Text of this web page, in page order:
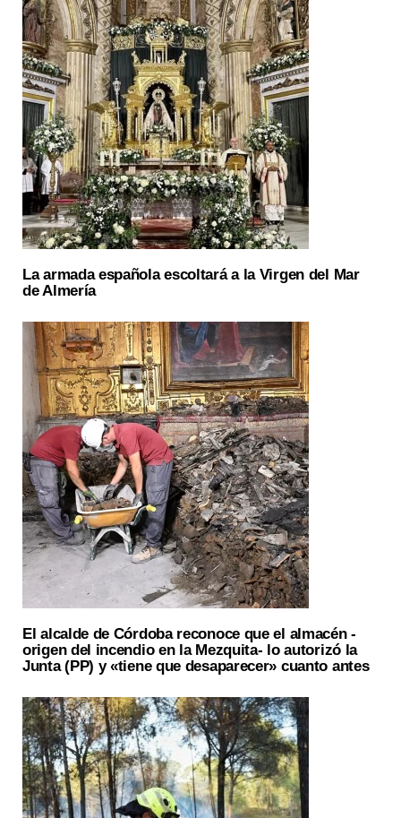
La armada española escoltará a la Virgen del Mar
de Almería
El alcalde de Córdoba reconoce que el almacén -
origen del incendio en la Mezquita- lo autorizó la
Junta (PP) y «tiene que desaparecer» cuanto antes